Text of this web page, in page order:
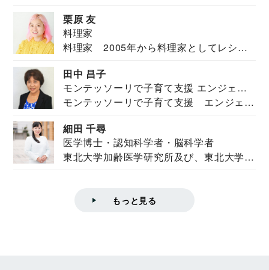
栗原 友
料理家
料理家 2005年から料理家としてレシピ
田中 昌子
モンテッソーリで子育て支援 エンジェル
ズハウス研究所所長
モンテッソーリで子育て支援 エンジェル
細田 千尋
医学博士・認知科学者・脳科学者
東北大学加齢医学研究所及び、東北大学大
もっと見る